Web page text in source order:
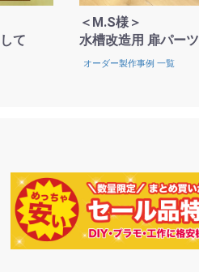
て
＜M.S様＞
水槽改造用 扉パーツ
オーダー製作事例 一覧